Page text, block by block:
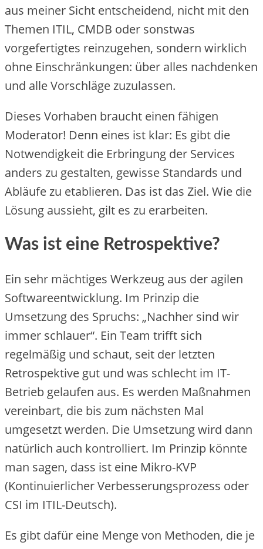
aus meiner Sicht entscheidend, nicht mit den
Themen ITIL, CMDB oder sonstwas
vorgefertigtes reinzugehen, sondern wirklich
ohne Einschränkungen: über alles nachdenken
und alle Vorschläge zuzulassen.
Dieses Vorhaben braucht einen fähigen
Moderator! Denn eines ist klar: Es gibt die
Notwendigkeit die Erbringung der Services
anders zu gestalten, gewisse Standards und
Abläufe zu etablieren. Das ist das Ziel. Wie die
Lösung aussieht, gilt es zu erarbeiten.
Was ist eine Retrospektive?
Ein sehr mächtiges Werkzeug aus der agilen
Softwareentwicklung. Im Prinzip die
Umsetzung des Spruchs: „Nachher sind wir
immer schlauer“. Ein Team trifft sich
regelmäßig und schaut, seit der letzten
Retrospektive gut und was schlecht im IT-
Betrieb gelaufen aus. Es werden Maßnahmen
vereinbart, die bis zum nächsten Mal
umgesetzt werden. Die Umsetzung wird dann
natürlich auch kontrolliert. Im Prinzip könnte
man sagen, dass ist eine Mikro-KVP
(Kontinuierlicher Verbesserungsprozess oder
CSI im ITIL-Deutsch).
Es gibt dafür eine Menge von Methoden, die je